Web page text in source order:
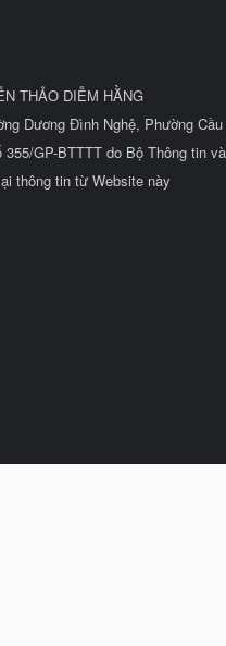
THẢO DIỄM HẰNG
Dương Đình Nghệ, Phường
GP-BTTTT do Bộ Thông tin
thông tin từ Website này